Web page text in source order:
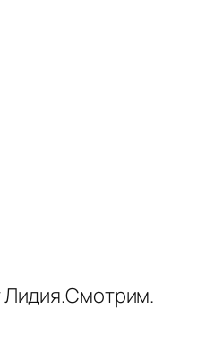
Лидия.Смотрим.